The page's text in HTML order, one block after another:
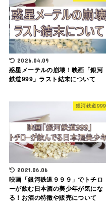
2026.04.09
惑星メーテルの崩壊！映画「銀河
鉄道999」ラスト結末について
銀河鉄道999
2021.06.06
映画「銀河鉄道９９９」でトチロ
ーが飲む日本酒の美少年が気にな
る！お酒の特徴や販売について